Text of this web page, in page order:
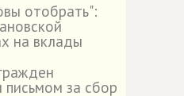
отобрать":
на вклады
за сбор